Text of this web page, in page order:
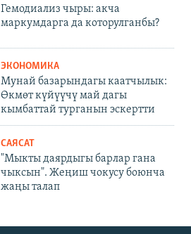
Гемодиализ чыры: акча
маркумдарга да которулганбы?
ЭКОНОМИКА
Мунай базарындагы каатчылык:
Өкмөт күйүүчү май дагы
кымбаттай турганын эскертти
САЯСАТ
"Мыкты даярдыгы барлар гана
чыксын". Жеңиш чокусу боюнча
жаңы талап